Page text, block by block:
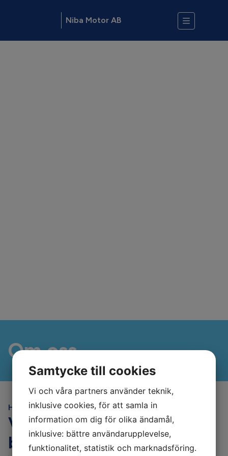
Niba Motor AB
Om oss
Hem Om oss
Välkommen till din MECA
bilverkstad i Ödåkra!
Samtycke till cookies
Vi och våra partners använder teknik,
inklusive cookies, för att samla in
information om dig för olika ändamål,
inklusive: bättre användarupplevelse,
funktionalitet, statistik och marknadsföring.